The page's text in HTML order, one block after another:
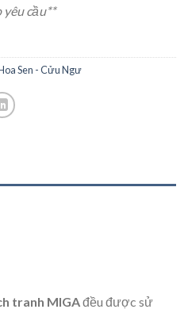
cầu**
Sen - Cửu Ngư
tranh MIGAđều được sử